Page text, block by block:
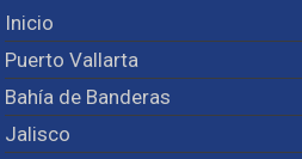
Inicio
Puerto Vallarta
Bahía de Banderas
Jalisco